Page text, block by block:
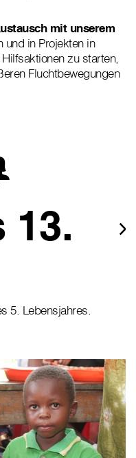
mit unserem
und in Projekten in
zu starten,
Fluchtbewegungen
13.
5. Lebensjahres.